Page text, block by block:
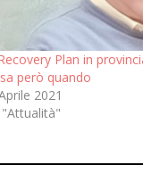
Plan in
però quando
2021
"Attualità"